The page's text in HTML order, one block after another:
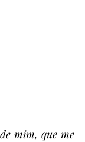
mim, que me